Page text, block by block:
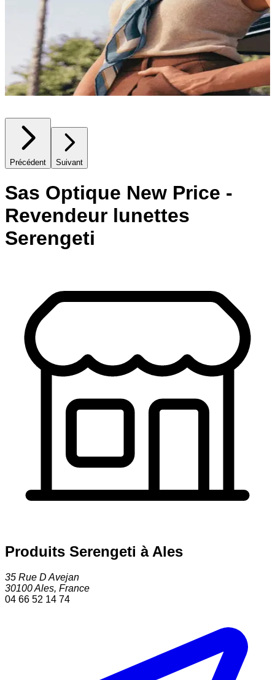
Précédent Suivant
Sas Optique New Price -
Revendeur lunettes
Serengeti
Produits Serengeti à Ales
35 Rue D Avejan
30100Ales, France
04 66 52 14 74